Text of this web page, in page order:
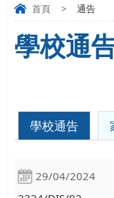
首頁 > 通告
學校通
學校通告
29/04/2024